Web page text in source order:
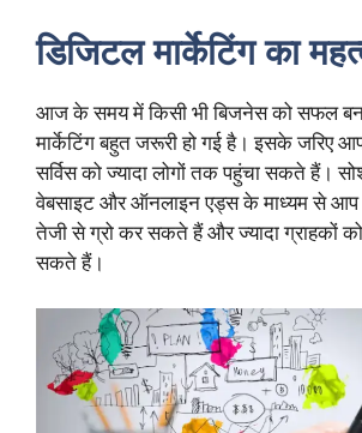
डिजिटल मार्केटिंग का
आज के समय में किसी भी बिजनेस को सफल
मार्केटिंग बहुत जरूरी हो गई है। इसके जरिए
सर्विस को ज्यादा लोगों तक पहुंचा सकते हैं।
वेबसाइट और ऑनलाइन एड्स के माध्यम से
तेजी से ग्रो कर सकते हैं और ज्यादा ग्राहकों
सकते हैं।